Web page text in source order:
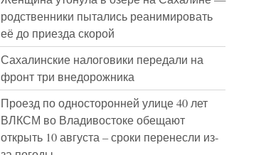
родственники пытались реанимировать
её до приезда скорой
Сахалинские налоговики передали на
фронт три внедорожника
Проезд по односторонней улице 40 лет
ВЛКСМ во Владивостоке обещают
открыть 10 августа – сроки перенесли из-